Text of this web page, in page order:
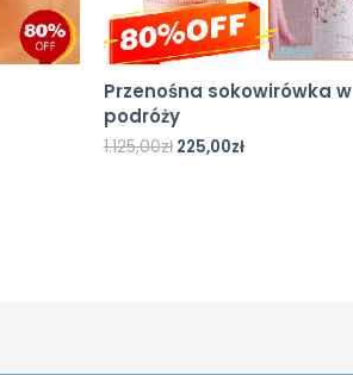
Przenośna sokowirówka w
podróży
1.125,00zł 225,00zł